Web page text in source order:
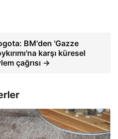
BM'den 'Gazze
karşı küresel
çağrısı →